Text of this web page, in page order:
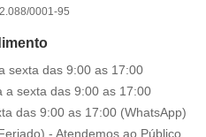
0001-95
sexta das 9:00 as 17:00
a sexta das 9:00 as 17:00
das 9:00 as 17:00 (WhatsApp)
- Atendemos ao Público